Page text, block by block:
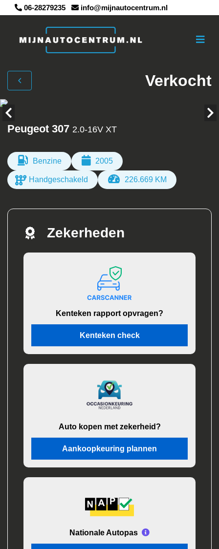
06-28279235 info@mijnautocentrum.nl
Verkocht
Peugeot 307 2.0-16V XT
Benzine 2005
Handgeschakeld 226.669 KM
Zekerheden
Kenteken rapport opvragen?
Kenteken check
Auto kopen met zekerheid?
Aankoopkeuring plannen
Nationale Autopas